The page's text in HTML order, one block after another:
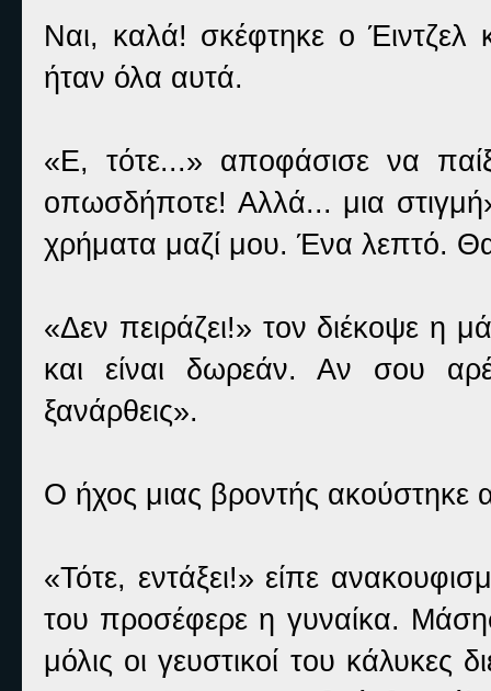
Ναι, καλά! σκέφτηκε ο Έιντζελ
ήταν όλα αυτά.
«Ε, τότε...» αποφάσισε να
οπωσδήποτε! Αλλά... μια
χρήματα μαζί μου. Ένα λεπτό.
«Δεν πειράζει!» τον διέκοψε η
και είναι δωρεάν. Αν σου
ξανάρθεις».
Ο ήχος μιας βροντής ακούστηκε
«Τότε, εντάξει!» είπε
του προσέφερε η γυναίκα.
μόλις οι γευστικοί του κάλυκες